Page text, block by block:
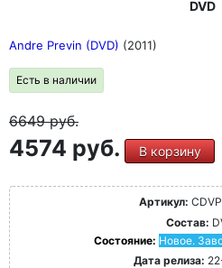
DVD
Andre Previn (DVD) (2011)
Есть в наличии
6649руб.
4574 руб. В корзину
Артикул:
Состав:
Состояние: Новое.
Дата релиза: